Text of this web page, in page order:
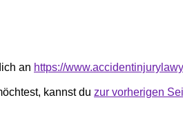
an https://
kannst du zur vorherigen